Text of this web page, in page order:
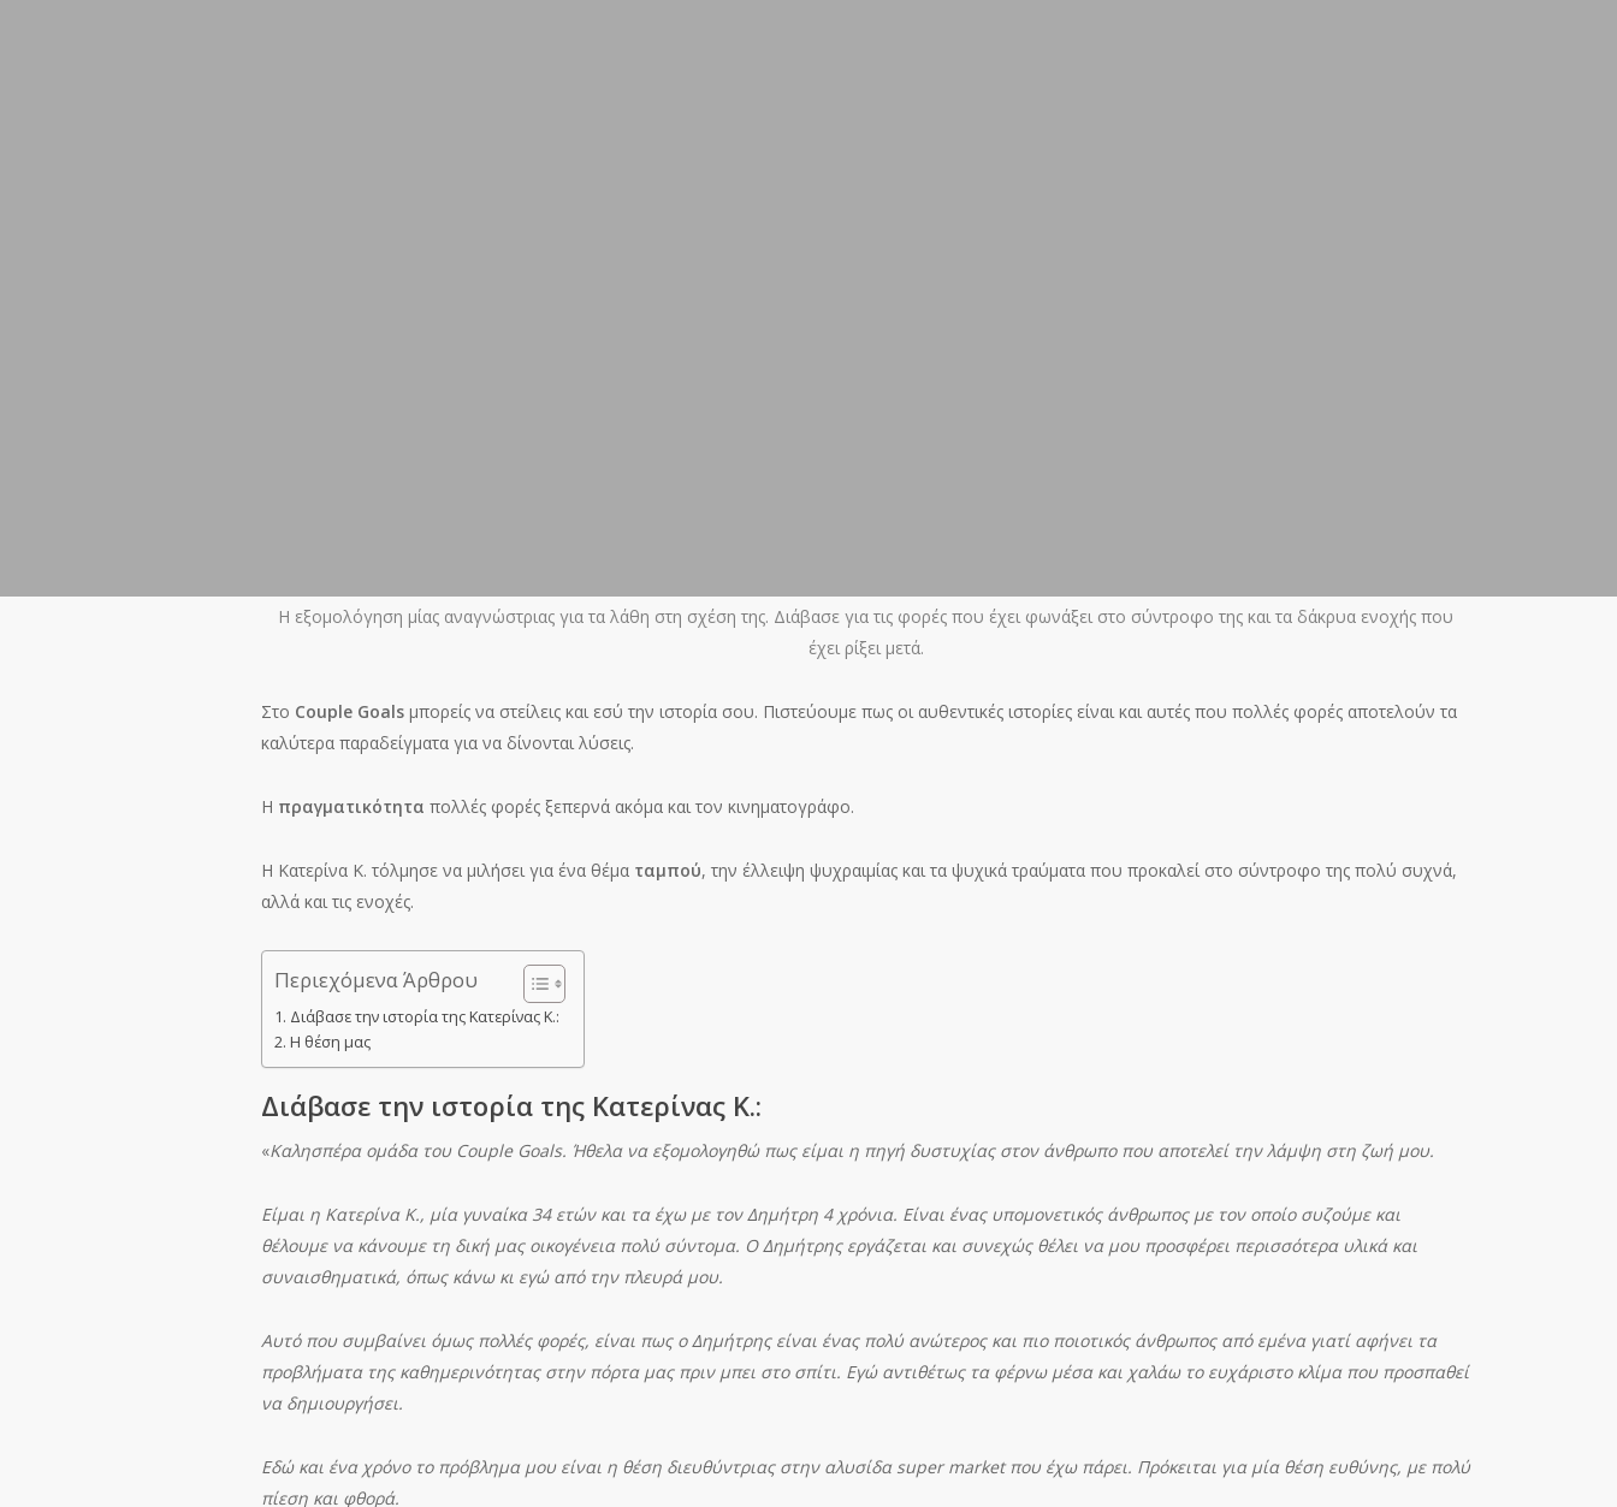
Η εξομολόγηση μίας αναγνώστριας για τα λάθη στη σχέση της. Διάβασε για τις φορές που έχει φωνάξει στο σύντροφο της και τα δάκρυα ενοχής που
έχει ρίξει μετά.
Στο Couple Goals μπορείς να στείλεις και εσύ την ιστορία σου. Πιστεύουμε πως οι αυθεντικές ιστορίες είναι και αυτές που πολλές φορές αποτελούν τα
καλύτερα παραδείγματα για να δίνονται λύσεις.
Η πραγματικότητα πολλές φορές ξεπερνά ακόμα και τον κινηματογράφο.
Η Κατερίνα Κ. τόλμησε να μιλήσει για ένα θέμα ταμπού, την έλλειψη ψυχραιμίας και τα ψυχικά τραύματα που προκαλεί στο σύντροφο της πολύ συχνά,
αλλά και τις ενοχές.
Περιεχόμενα Άρθρου
Διάβασε την ιστορία της Κατερίνας Κ.:
Η θέση μας
Διάβασε την ιστορία της Κατερίνας Κ.:
«Καλησπέρα ομάδα του Couple Goals. Ήθελα να εξομολογηθώ πως είμαι η πηγή δυστυχίας στον άνθρωπο που αποτελεί την λάμψη στη ζωή μου.
Είμαι η Κατερίνα Κ., μία γυναίκα 34 ετών και τα έχω με τον Δημήτρη 4 χρόνια. Είναι ένας υπομονετικός άνθρωπος με τον οποίο συζούμε και
θέλουμε να κάνουμε τη δική μας οικογένεια πολύ σύντομα. Ο Δημήτρης εργάζεται και συνεχώς θέλει να μου προσφέρει περισσότερα υλικά και
συναισθηματικά, όπως κάνω κι εγώ από την πλευρά μου.
Αυτό που συμβαίνει όμως πολλές φορές, είναι πως ο Δημήτρης είναι ένας πολύ ανώτερος και πιο ποιοτικός άνθρωπος από εμένα γιατί αφήνει τα
προβλήματα της καθημερινότητας στην πόρτα μας πριν μπει στο σπίτι. Εγώ αντιθέτως τα φέρνω μέσα και χαλάω το ευχάριστο κλίμα που προσπαθεί
να δημιουργήσει.
Εδώ και ένα χρόνο το πρόβλημα μου είναι η θέση διευθύντριας στην αλυσίδα super market που έχω πάρει. Πρόκειται για μία θέση ευθύνης, με πολύ
πίεση και φθορά.